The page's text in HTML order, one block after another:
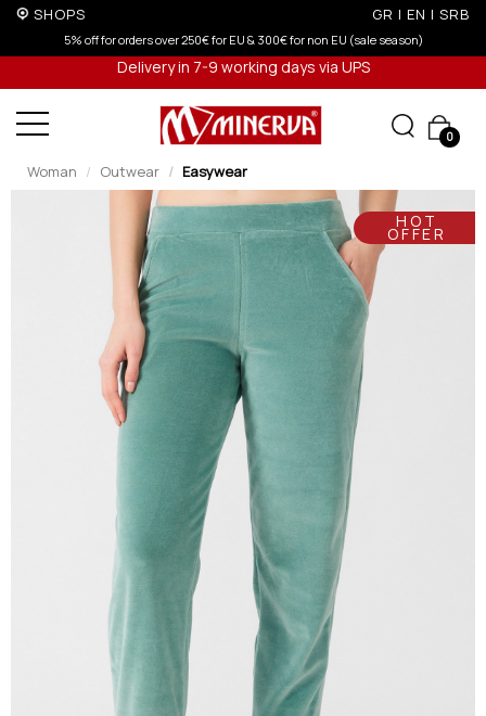
SHOPS GR | EN | SRB
5% off for orders over 250€ for EU & 300€ for non EU (sale season)
Delivery in 7-9 working days via UPS
0
Woman Outwear Easywear
HOT
OFFER